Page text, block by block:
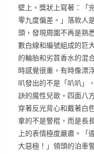
壁上。獎狀上寫著：
零九度偏差。」落款人
頭，發現周圍不再是熟
數白線和編號組成的巨
的輪胎和劣質香水的混
時感覺很重，有時像漂
叭發出的不是「叭叭」
訣的魔性兒歌。四面八
穿著反光背心和戴著白
拿的不是警棍，而是長
上的表情極度嚴肅。「
大惡極！」領頭的泊車